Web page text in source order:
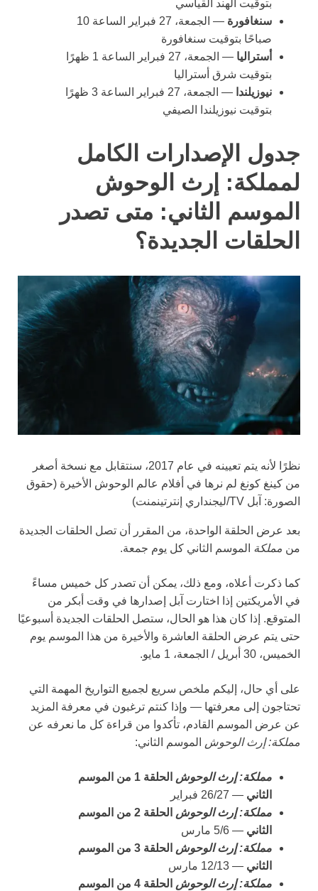
بتوقيت الهند القياسي
سنغافورة
— الجمعة، 27 فبراير الساعة 10
صباحًا بتوقيت سنغافورة
أستراليا
— الجمعة، 27 فبراير الساعة 1 ظهرًا
بتوقيت شرق أستراليا
نيوزيلندا
— الجمعة، 27 فبراير الساعة 3 ظهرًا
بتوقيت نيوزيلندا الصيفي
جدول الإصدارات الكامل
لمملكة: إرث الوحوش
الموسم الثاني: متى تصدر
الحلقات الجديدة؟
نظرًا لأنه يتم تعيينه في عام 2017، سنتقابل مع نسخة أصغر
من كينغ كونغ لم نرها في أفلام عالم الوحوش الأخيرة (حقوق
الصورة: آبل TV/ليجنداري إنترتينمنت)
بعد عرض الحلقة الواحدة، من المقرر أن تصل الحلقات الجديدة
من مملكة الموسم الثاني كل يوم جمعة.
كما ذكرت أعلاه، ومع ذلك، يمكن أن تصدر كل خميس مساءً
في الأمريكتين إذا اختارت آبل إصدارها في وقت أبكر من
المتوقع. إذا كان هذا هو الحال، ستصل الحلقات الجديدة أسبوعيًا
حتى يتم عرض الحلقة العاشرة والأخيرة من هذا الموسم يوم
الخميس، 30 أبريل / الجمعة، 1 مايو.
على أي حال، إليكم ملخص سريع لجميع التواريخ المهمة التي
تحتاجون إلى معرفتها — وإذا كنتم ترغبون في معرفة المزيد
عن عرض الموسم القادم، تأكدوا من قراءة كل ما نعرفه عن
مملكة: إرث الوحوش الموسم الثاني:
مملكة: إرث الوحوش
الحلقة 1 من الموسم
الثاني — 26/27 فبراير
مملكة: إرث الوحوش
الحلقة 2 من الموسم
الثاني — 5/6 مارس
مملكة: إرث الوحوش
الحلقة 3 من الموسم
الثاني — 12/13 مارس
مملكة: إرث الوحوش
الحلقة 4 من الموسم